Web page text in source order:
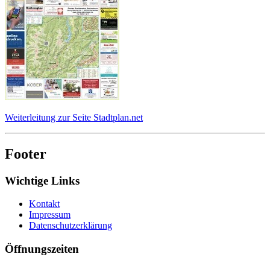
Weiterleitung zur Seite Stadtplan.net
Footer
Wichtige Links
Kontakt
Impressum
Datenschutzerklärung
Öffnungszeiten